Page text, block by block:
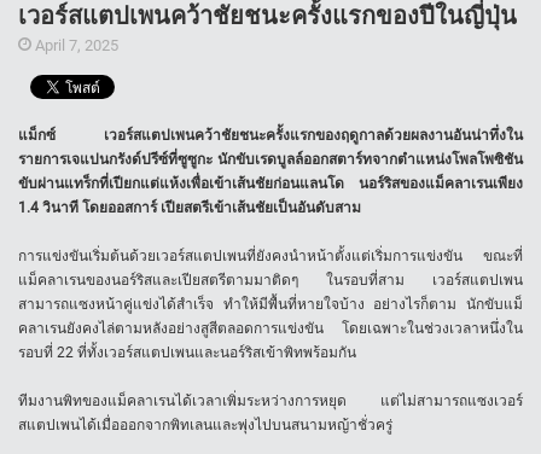
เวอร์สแตปเพนคว้าชัยชนะครั้งแรกของปีในญี่ปุ่น
April 7, 2025
แม็กซ์ เวอร์สแตปเพนคว้าชัยชนะครั้งแรกของฤดูกาลด้วยผลงานอันน่าทึ่งใน
รายการเจแปนกรังด์ปรีซ์ที่ซูซูกะ นักขับเรดบูลล์ออกสตาร์ทจากตำแหน่งโพลโพซิชัน
ขับผ่านแทร็กที่เปียกแต่แห้งเพื่อเข้าเส้นชัยก่อนแลนโด นอร์ริสของแม็คลาเรนเพียง
1.4 วินาที โดยออสการ์ เปียสตรีเข้าเส้นชัยเป็นอันดับสาม
การแข่งขันเริ่มต้นด้วยเวอร์สแตปเพนที่ยังคงนำหน้าตั้งแต่เริ่มการแข่งขัน ขณะที่
แม็คลาเรนของนอร์ริสและเปียสตรีตามมาติดๆ ในรอบที่สาม เวอร์สแตปเพน
สามารถแซงหน้าคู่แข่งได้สำเร็จ ทำให้มีพื้นที่หายใจบ้าง อย่างไรก็ตาม นักขับแม็
คลาเรนยังคงไล่ตามหลังอย่างสูสีตลอดการแข่งขัน โดยเฉพาะในช่วงเวลาหนึ่งใน
รอบที่ 22 ที่ทั้งเวอร์สแตปเพนและนอร์ริสเข้าพิทพร้อมกัน
ทีมงานพิทของแม็คลาเรนได้เวลาเพิ่มระหว่างการหยุด แต่ไม่สามารถแซงเวอร์
สแตปเพนได้เมื่อออกจากพิทเลนและพุ่งไปบนสนามหญ้าชั่วครู่